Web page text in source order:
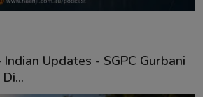
Updates - SGPC Gurbani